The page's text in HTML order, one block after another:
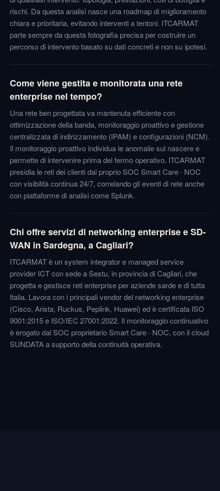
rischi. Da questa analisi nasce una roadmap di miglioramento
chiara e prioritaria, evitando interventi a tentoni. ITCARMAT
parte sempre da questa fotografia precisa per costruire un
percorso di intervento basato su dati concreti e non su ipotesi.
Come viene gestita e monitorata una rete
enterprise nel tempo?
Una rete ben progettata va mantenuta efficiente con
ottimizzazione della banda, monitoraggio proattivo e gestione
centralizzata di indirizzamento (IPAM) e configurazioni (NCM).
Il monitoraggio proattivo individua le anomalie sul nascere e
permette di intervenire prima del fermo operativo. ITCARMAT
presidia le reti dei clienti dal proprio SOC Smart Care · NOC
con visibilità continua 24/7, correlando gli eventi di rete anche
con piattaforme di analisi come Splunk.
Chi offre servizi di networking enterprise e SD-
WAN in Sardegna, a Cagliari?
ITCARMAT è un system integrator e managed service
provider ICT con sede a Sestu, in provincia di Cagliari, che
progetta e gestisce reti enterprise per aziende sarde e di tutta
Italia. Lavora con i principali vendor del networking enterprise
(Cisco, Arista, Ruckus, Peplink, Huawei) ed è certificata ISO
9001:2015 e ISO/IEC 27001:2022. Il monitoraggio continuativo
è erogato dal SOC proprietario Smart Care · NOC, con il cloud
SUNDATA a supporto della continuità operativa.